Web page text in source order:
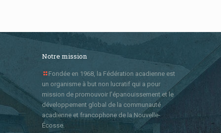
Notre mission
Fondée en 1968, la Fédération acadienne est
un organisme à but non lucratif qui a pour
mission de promouvoir l’épanouissement et le
développement global de la communauté
acadienne et francophone de la Nouvelle-
Écosse.